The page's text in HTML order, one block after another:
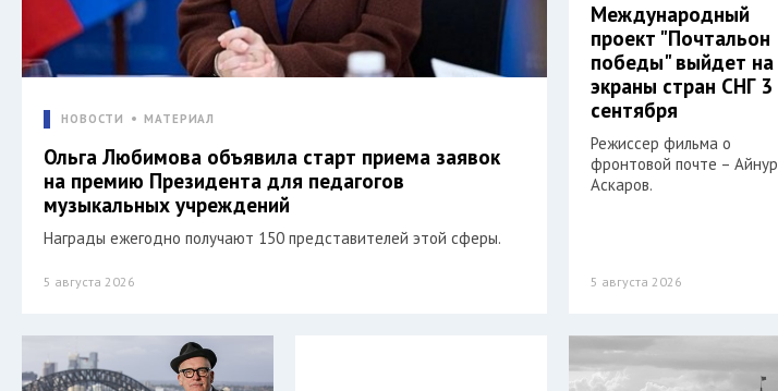
НОВОСТИ МАТЕРИАЛ
Ольга Любимова объявила старт приема заявок
на премию Президента для педагогов
музыкальных учреждений
Награды ежегодно получают 150 представителей этой сферы.
5 августа 2026
Международный
проект "Почтальон
победы" выйдет на
экраны стран СНГ 3
сентября
Режиссер фильма о
фронтовой почте – Айнур
Аскаров.
5 августа 2026